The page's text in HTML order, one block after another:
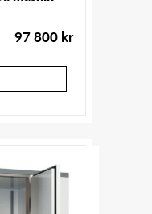
97 800 kr